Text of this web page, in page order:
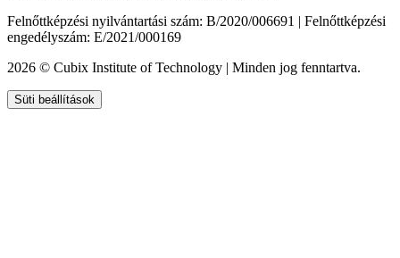
Felnőttképzési nyilvántartási szám: B/2020/006691 | Felnőttképzési
engedélyszám: E/2021/000169
2026 © Cubix Institute of Technology | Minden jog fenntartva.
Süti beállítások